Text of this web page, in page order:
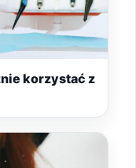
korzystać z